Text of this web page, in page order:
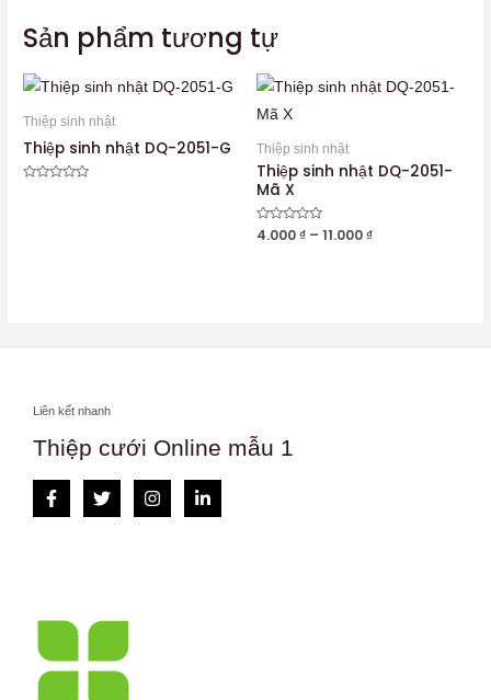
Sản phẩm tương tự
Thiệp sinh nhật
Thiệp sinh nhật DQ-2051-G Thiệp sinh nhật
Thiệp sinh nhật DQ-2051-
Mã X
Được
xếp
4.000₫ – 11.000₫
Liên kết nhanh
Thiệp cưới Online mẫu 1